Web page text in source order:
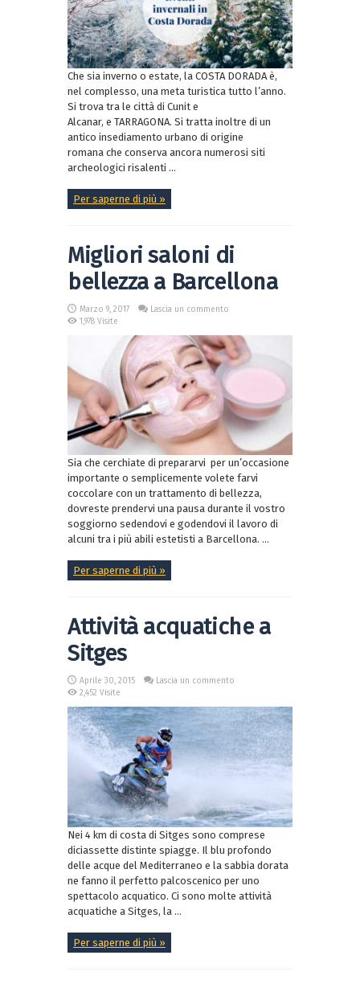
Che sia inverno o estate, la COSTA DORADA è,
nel complesso, una meta turistica tutto l’anno.
Si trova tra le città di Cunit e
Alcanar, e TARRAGONA. Si tratta inoltre di un
antico insediamento urbano di origine
romana che conserva ancora numerosi siti
archeologici risalenti ...
Per saperne di più »
Migliori saloni di
bellezza a Barcellona
Marzo 9, 2017
Lascia un commento
1,978 Visite
Sia che cerchiate di prepararvi per un’occasione
importante o semplicemente volete farvi
coccolare con un trattamento di bellezza,
dovreste prendervi una pausa durante il vostro
soggiorno sedendovi e godendovi il lavoro di
alcuni tra i più abili estetisti a Barcellona. ...
Per saperne di più »
Attività acquatiche a
Sitges
Aprile 30, 2015
Lascia un commento
2,452 Visite
Nei 4 km di costa di Sitges sono comprese
diciassette distinte spiagge. Il blu profondo
delle acque del Mediterraneo e la sabbia dorata
ne fanno il perfetto palcoscenico per uno
spettacolo acquatico. Ci sono molte attività
acquatiche a Sitges, la ...
Per saperne di più »